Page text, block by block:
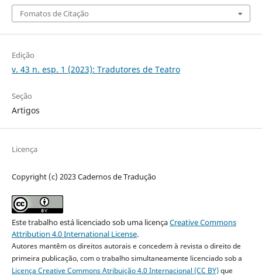
Fomatos de Citação
Edição
v. 43 n. esp. 1 (2023): Tradutores de Teatro
Seção
Artigos
Licença
Copyright (c) 2023 Cadernos de Tradução
Este trabalho está licenciado sob uma licençaCreative Commons
Attribution 4.0 International License.
Autores mantêm os direitos autorais e concedem à revista o direito de
primeira publicação, com o trabalho simultaneamente licenciado sob a
Licença Creative Commons Atribuição 4.0 Internacional (CC BY)que